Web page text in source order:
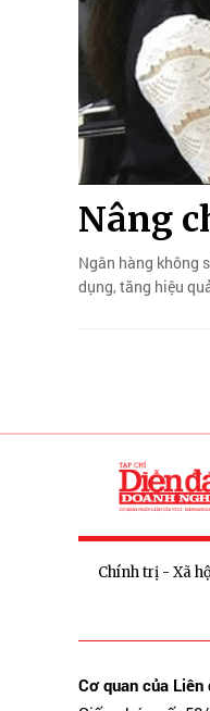
Nâng
Ngân hàng không
dụng, tăng hiệu
Chính trị - Xã
Cơ quan của